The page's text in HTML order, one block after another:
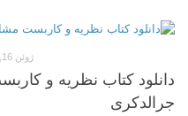
ژوئن 16, 2017
دانلود کتاب نظریه و
جرالدکری